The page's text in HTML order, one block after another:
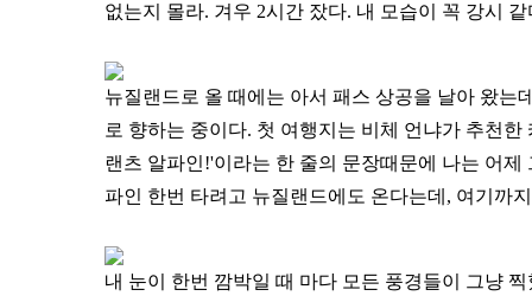
없는지 몰라. 겨우 2시간 잤다. 내 모습이 꼭 강시
뉴질랜드로 올 때에는 아서 패스 상공을 날아 왔는
로 향하는 중이다. 첫 여행지는 비체 언냐가 추천
랜츠 알파인!'이라는 한 줄의 문장때문에 나는 어
파인 한번 타려고 뉴질랜드에도 온다는데, 여기까
내 눈이 한번 깜박일 때 마다 모든 풍경들이 그냥